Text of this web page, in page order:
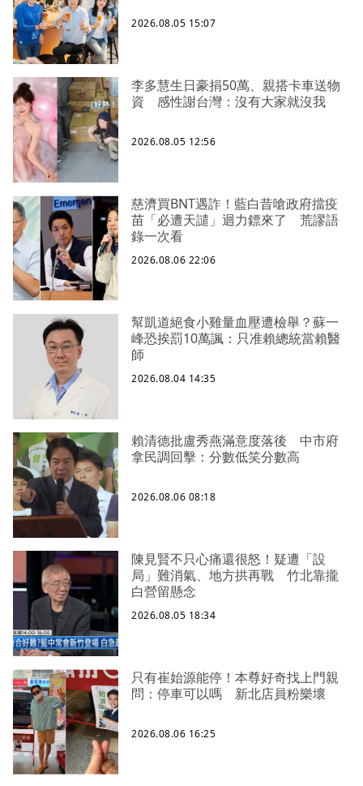
2026.08.05 15:07
李多慧生日豪捐50萬、親搭卡車送物
資 感性謝台灣：沒有大家就沒我
2026.08.05 12:56
慈濟買BNT遇詐！藍白昔嗆政府擋疫
苗「必遭天譴」迴力鏢來了 荒謬語
錄一次看
2026.08.06 22:06
幫凱道絕食小雞量血壓遭檢舉？蘇一
峰恐挨罰10萬諷：只准賴總統當賴醫
師
2026.08.04 14:35
賴清德批盧秀燕滿意度落後 中市府
拿民調回擊：分數低笑分數高
2026.08.06 08:18
陳見賢不只心痛還很怒！疑遭「設
局」難消氣、地方拱再戰 竹北靠攏
白營留懸念
2026.08.05 18:34
只有崔始源能停！本尊好奇找上門親
問：停車可以嗎 新北店員粉樂壞
2026.08.06 16:25